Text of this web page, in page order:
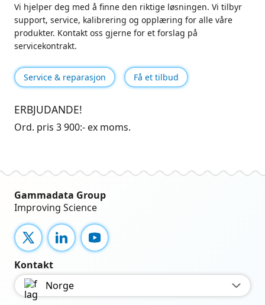
Vi hjelper deg med å finne den riktige løsningen. Vi tilbyr
support, service, kalibrering og opplæring for alle våre
produkter. Kontakt oss gjerne for et forslag på
servicekontrakt.
Service & reparasjon Få et tilbud
ERBJUDANDE!
Ord. pris 3 900:- ex moms.
Gammadata Group
Improving Science
X LinkedInYouTube
Kontakt
Norge